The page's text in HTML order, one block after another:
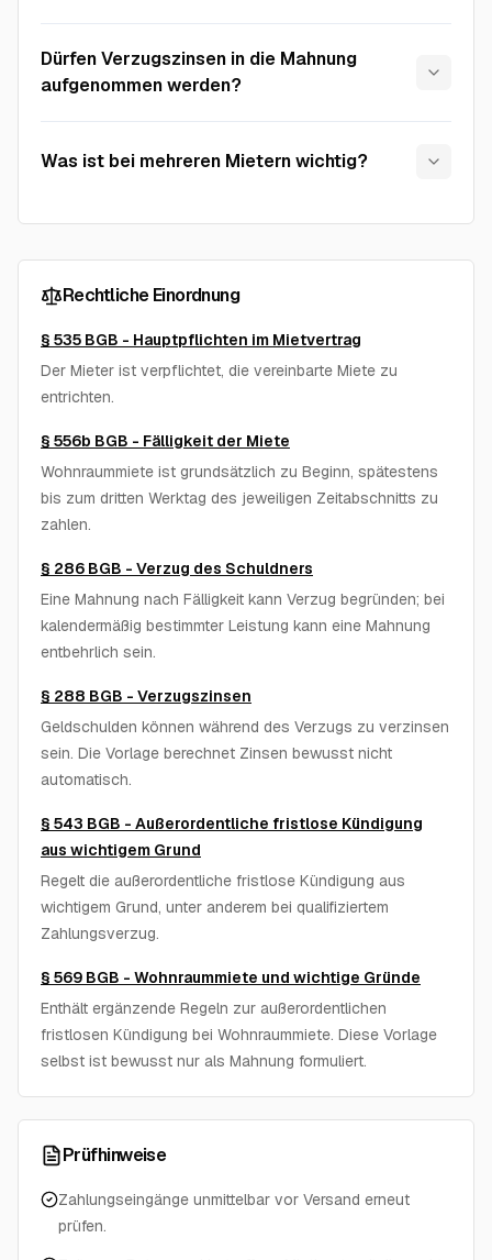
Dürfen Verzugszinsen in die Mahnung
aufgenommen werden?
Was ist bei mehreren Mietern wichtig?
Rechtliche Einordnung
§ 535 BGB - Hauptpflichten im Mietvertrag
Der Mieter ist verpflichtet, die vereinbarte Miete zu
entrichten.
§ 556b BGB - Fälligkeit der Miete
Wohnraummiete ist grundsätzlich zu Beginn, spätestens
bis zum dritten Werktag des jeweiligen Zeitabschnitts zu
zahlen.
§ 286 BGB - Verzug des Schuldners
Eine Mahnung nach Fälligkeit kann Verzug begründen; bei
kalendermäßig bestimmter Leistung kann eine Mahnung
entbehrlich sein.
§ 288 BGB - Verzugszinsen
Geldschulden können während des Verzugs zu verzinsen
sein. Die Vorlage berechnet Zinsen bewusst nicht
automatisch.
§ 543 BGB - Außerordentliche fristlose Kündigung
aus wichtigem Grund
Regelt die außerordentliche fristlose Kündigung aus
wichtigem Grund, unter anderem bei qualifiziertem
Zahlungsverzug.
§ 569 BGB - Wohnraummiete und wichtige Gründe
Enthält ergänzende Regeln zur außerordentlichen
fristlosen Kündigung bei Wohnraummiete. Diese Vorlage
selbst ist bewusst nur als Mahnung formuliert.
Prüfhinweise
Zahlungseingänge unmittelbar vor Versand erneut
prüfen.